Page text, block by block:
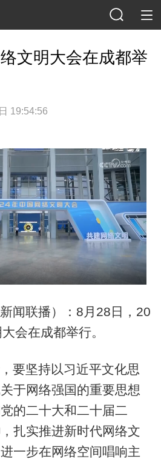
文明大会在成都举
19:54:56
新闻联播）：8月28日，20
会在成都举行。
要坚持以习近平文化思
于网络强国的重要思想
的二十大和二十届二
扎实推进新时代网络文
一步在网络空间唱响主